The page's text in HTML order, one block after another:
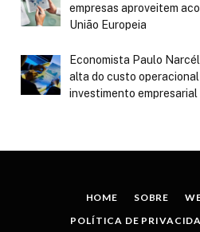
empresas aproveitem
União Europeia
Economista Paulo
alta do custo
investimento empresarial
HOME SOBRE
POLÍTICA DE